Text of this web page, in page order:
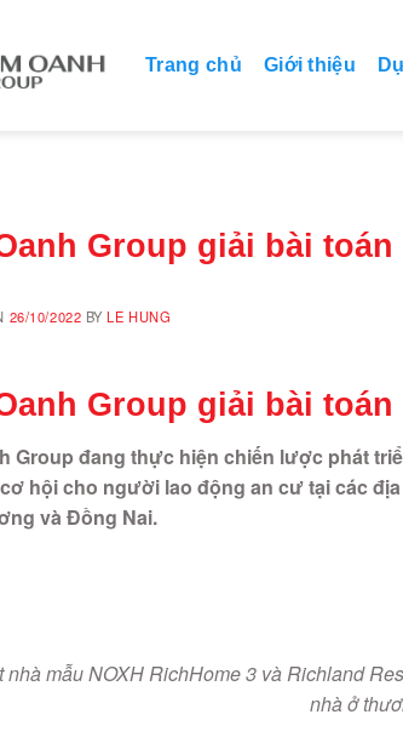
Trang chủ Giới thiệu
Group giải bài
26/10/2022 BYLE HUNG
Group giải bài
Group đang thực hiện chiến lược phát
hội cho người lao động an cư tại các
và Đồng Nai.
nhà mẫu NOXH RichHome 3 và Richland
nhà ở